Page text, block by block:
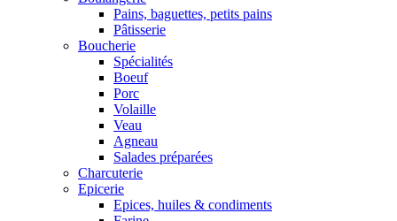
Pains, baguettes, petits pains
Pâtisserie
Boucherie
Spécialités
Boeuf
Porc
Volaille
Veau
Agneau
Salades préparées
Charcuterie
Epicerie
Epices, huiles & condiments